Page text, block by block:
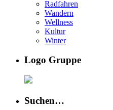
Radfahren
Wandern
Wellness
Kultur
Winter
Logo Gruppe
Suchen…